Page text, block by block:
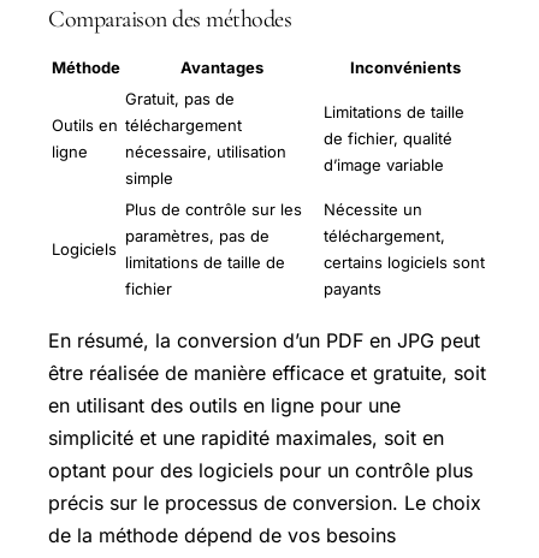
Comparaison des méthodes
Méthode Avantages Inconvénients
Outils en
ligne
Gratuit, pas de
téléchargement
nécessaire, utilisation
simple
Limitations de taille
de fichier, qualité
d’image variable
Logiciels
Plus de contrôle sur les
paramètres, pas de
limitations de taille de
fichier
Nécessite un
téléchargement,
certains logiciels sont
payants
En résumé, la conversion d’un PDF en JPG peut
être réalisée de manière efficace et gratuite, soit
en utilisant des outils en ligne pour une
simplicité et une rapidité maximales, soit en
optant pour des logiciels pour un contrôle plus
précis sur le processus de conversion. Le choix
de la méthode dépend de vos besoins